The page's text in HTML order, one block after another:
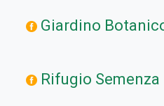
Giardino
Rifugio Semenza